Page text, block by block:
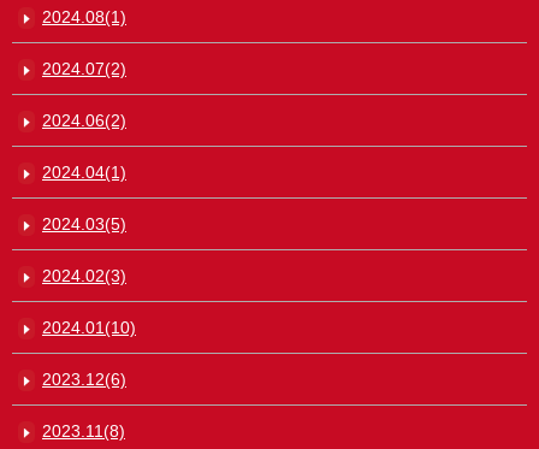
2024.08(1)
2024.07(2)
2024.06(2)
2024.04(1)
2024.03(5)
2024.02(3)
2024.01(10)
2023.12(6)
2023.11(8)